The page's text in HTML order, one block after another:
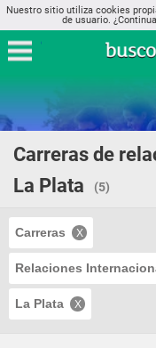
Nuestro sitio utiliza cookies
de usuario.
Carreras de
La Plata
(5)
Carreras
Relaciones
La Plata